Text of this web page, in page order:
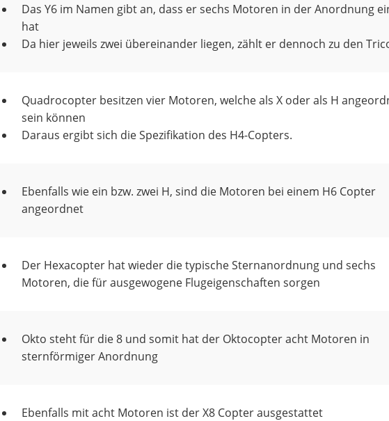
Das Y6 im Namen gibt an, dass er sechs Motoren in der Anordnung
hat
Da hier jeweils zwei übereinander liegen, zählt er dennoch zu den
Quadrocopter besitzen vier Motoren, welche als X oder als H
sein können
Daraus ergibt sich die Spezifikation des H4-Copters.
Ebenfalls wie ein bzw. zwei H, sind die Motoren bei einem H6 Copter
angeordnet
Der Hexacopter hat wieder die typische Sternanordnung und sechs
Motoren, die für ausgewogene Flugeigenschaften sorgen
Okto steht für die 8 und somit hat der Oktocopter acht Motoren in
sternförmiger Anordnung
Ebenfalls mit acht Motoren ist der X8 Copter ausgestattet